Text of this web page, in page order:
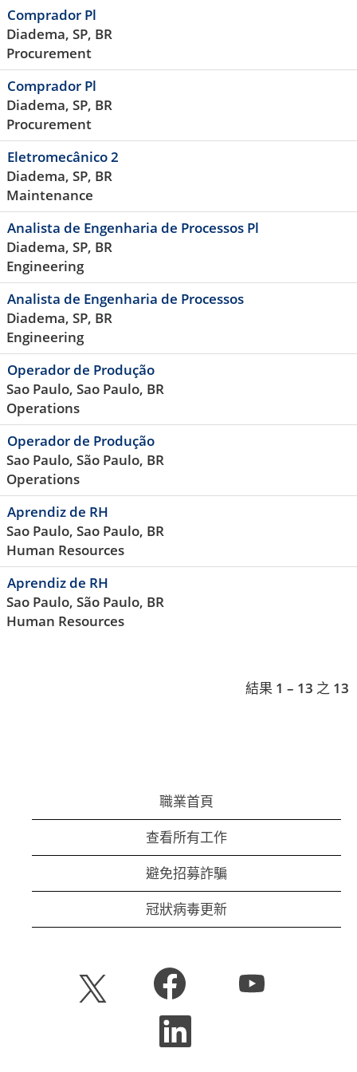
Comprador Pl
Diadema, SP, BR
Procurement
Comprador Pl
Diadema, SP, BR
Procurement
Eletromecânico 2
Diadema, SP, BR
Maintenance
Analista de Engenharia de Processos Pl
Diadema, SP, BR
Engineering
Analista de Engenharia de Processos
Diadema, SP, BR
Engineering
Operador de Produção
Sao Paulo, Sao Paulo, BR
Operations
Operador de Produção
Sao Paulo, São Paulo, BR
Operations
Aprendiz de RH
Sao Paulo, Sao Paulo, BR
Human Resources
Aprendiz de RH
Sao Paulo, São Paulo, BR
Human Resources
結果 1 – 13 之 13
職業首頁
查看所有工作
避免招募詐騙
冠狀病毒更新
在
新
的
在
新
的
索
籤
在
新
的
在
新
的